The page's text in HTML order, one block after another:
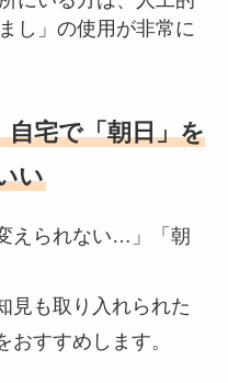
し」の使用が非常に
宅で「朝日」を
い
えられない…」「朝
見も取り入れられた
おすすめします。